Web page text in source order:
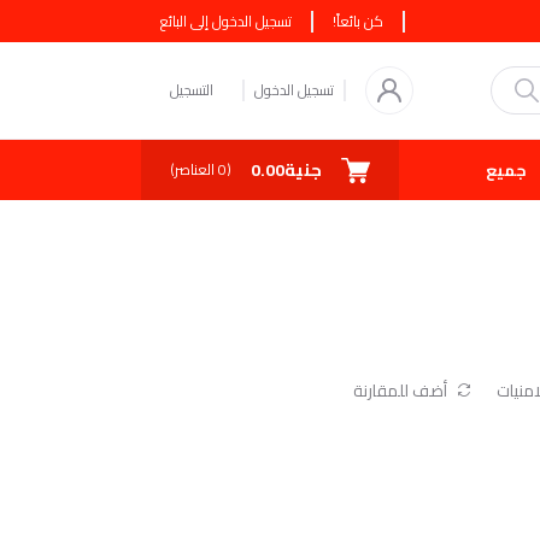
كن بائعاً! تسجيل الدخول إلى البائع
تسجيل الدخول التسجيل
جميع البائعين كوبونات صفقة اليوم جنية0.00 (
0العناصر)
أضف للمقارنة